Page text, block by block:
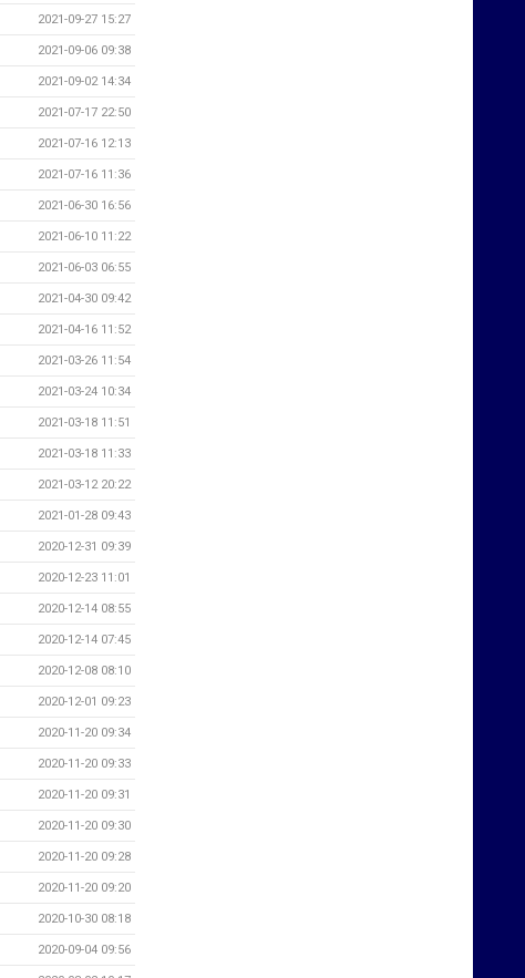
2021-09-27 15:27
2021-09-06 09:38
2021-09-02 14:34
2021-07-17 22:50
2021-07-16 12:13
2021-07-16 11:36
2021-06-30 16:56
2021-06-10 11:22
2021-06-03 06:55
2021-04-30 09:42
2021-04-16 11:52
2021-03-26 11:54
2021-03-24 10:34
2021-03-18 11:51
2021-03-18 11:33
2021-03-12 20:22
2021-01-28 09:43
2020-12-31 09:39
2020-12-23 11:01
2020-12-14 08:55
2020-12-14 07:45
2020-12-08 08:10
2020-12-01 09:23
2020-11-20 09:34
2020-11-20 09:33
2020-11-20 09:31
2020-11-20 09:30
2020-11-20 09:28
2020-11-20 09:20
2020-10-30 08:18
2020-09-04 09:56